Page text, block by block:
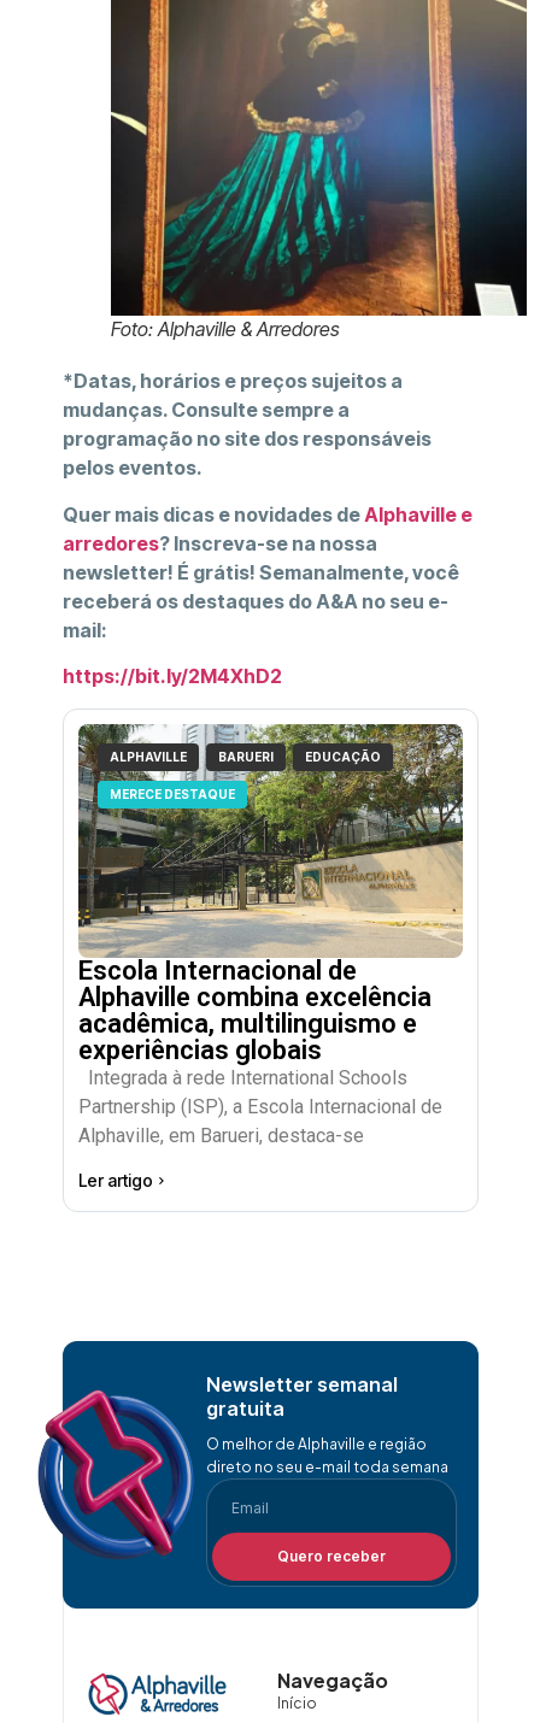
Foto: Alphaville & Arredores
*Datas, horários e preços sujeitos a
mudanças. Consulte sempre a
programação no site dos responsáveis
pelos eventos.
Quer mais dicas e novidades de Alphaville e
arredores? Inscreva-se na nossa
newsletter! É grátis! Semanalmente, você
receberá os destaques do A&A no seu e-
mail:
https://bit.ly/2M4XhD2
ALPHAVILLE BARUERI EDUCAÇÃO
MERECE DESTAQUE
Escola Internacional de
Alphaville combina excelência
acadêmica, multilinguismo e
experiências globais
Integrada à rede International Schools
Partnership (ISP), a Escola Internacional de
Alphaville, em Barueri, destaca-se
Ler artigo
Newsletter semanal
gratuita
O melhor de Alphaville e região
direto no seu e-mail toda semana
Quero receber
Navegação
Início